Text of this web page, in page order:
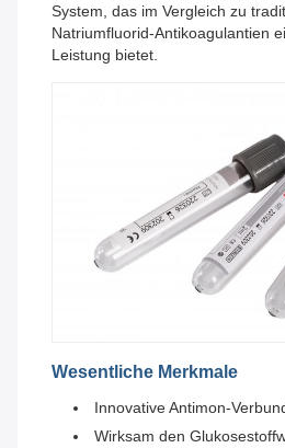
System, das im Vergleich zu
Natriumfluorid-Antikoagulantien
Leistung bietet.
Wesentliche Merkmale
Innovative Antimon-
Wirksam den